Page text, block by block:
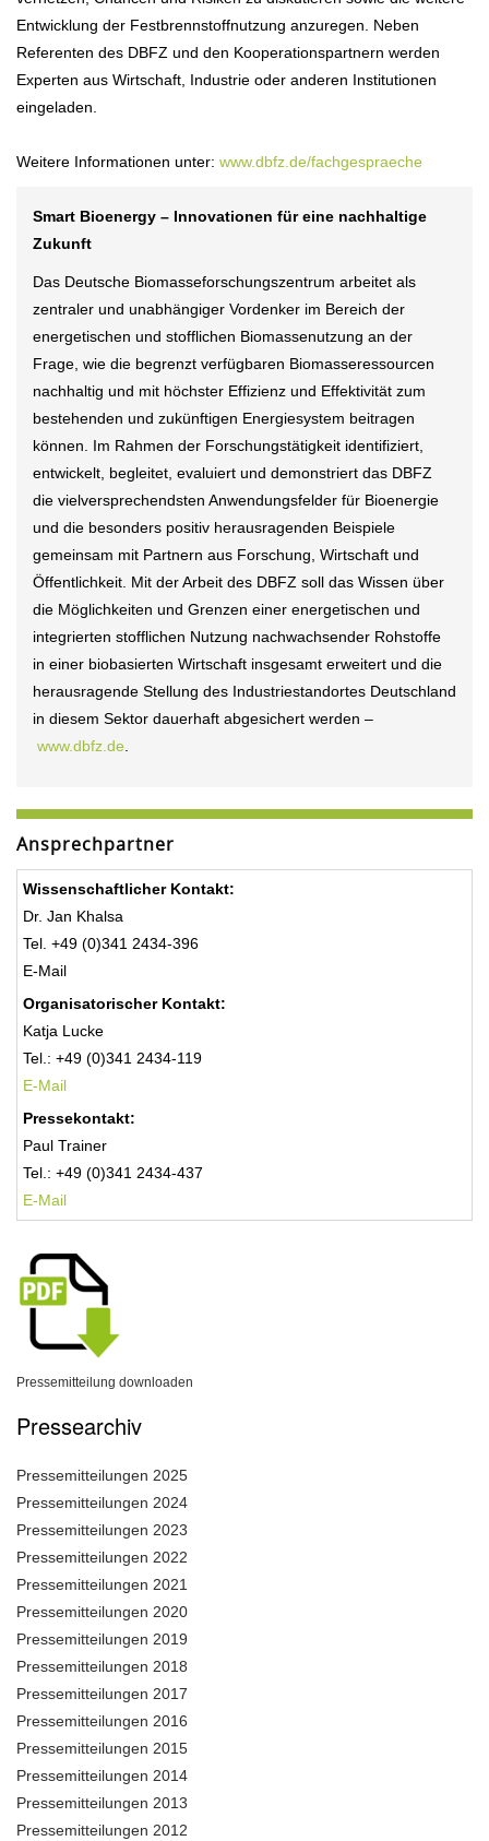
Entwicklung der Festbrennstoffnutzung anzuregen. Neben
Referenten des DBFZ und den Kooperationspartnern werden
Experten aus Wirtschaft, Industrie oder anderen Institutionen
eingeladen.
Weitere Informationen unter: www.dbfz.de/fachgespraeche
Smart Bioenergy – Innovationen für eine nachhaltige
Zukunft
Das Deutsche Biomasseforschungszentrum arbeitet als
zentraler und unabhängiger Vordenker im Bereich der
energetischen und stofflichen Biomassenutzung an der
Frage, wie die begrenzt verfügbaren Biomasseressourcen
nachhaltig und mit höchster Effizienz und Effektivität zum
bestehenden und zukünftigen Energiesystem beitragen
können. Im Rahmen der Forschungstätigkeit identifiziert,
entwickelt, begleitet, evaluiert und demonstriert das DBFZ
die vielversprechendsten Anwendungsfelder für Bioenergie
und die besonders positiv herausragenden Beispiele
gemeinsam mit Partnern aus Forschung, Wirtschaft und
Öffentlichkeit. Mit der Arbeit des DBFZ soll das Wissen über
die Möglichkeiten und Grenzen einer energetischen und
integrierten stofflichen Nutzung nachwachsender Rohstoffe
in einer biobasierten Wirtschaft insgesamt erweitert und die
herausragende Stellung des Industriestandortes Deutschland
in diesem Sektor dauerhaft abgesichert werden –
www.dbfz.de
Ansprechpartner
Wissenschaftlicher Kontakt:
Dr. Jan Khalsa
Tel. +49 (0)341 2434-396
E-Mail
Organisatorischer Kontakt:
Katja Lucke
Tel.: +49 (0)341 2434-119
E-Mail
Pressekontakt:
Paul Trainer
Tel.: +49 (0)341 2434-437
E-Mail
Pressemitteilung downloaden
Pressearchiv
Pressemitteilungen 2025
Pressemitteilungen 2024
Pressemitteilungen 2023
Pressemitteilungen 2022
Pressemitteilungen 2021
Pressemitteilungen 2020
Pressemitteilungen 2019
Pressemitteilungen 2018
Pressemitteilungen 2017
Pressemitteilungen 2016
Pressemitteilungen 2015
Pressemitteilungen 2014
Pressemitteilungen 2013
Pressemitteilungen 2012